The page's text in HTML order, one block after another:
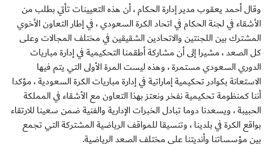
وقال أحمد يعقوب مدير إدارة الحكام ، أن هذه التعيينات تأتي بطلب من
الأشقاء في لجنة الحكام في اتحاد الكرة السعودي ، في إطار التعاون الأخوي
المشترك بين اللجنتين والاتحادين الشقيقين في مختلف المجالات وعلى
كل الصعد ، مشيرا إلى أن مشاركة أطقمنا التحكيمية في إدارة مباريات
الدوري السعودي مستمرة ، وهذه ليست المرة الأولى التي يتم فيها
الاستعانة بكوادر تحكيمية إماراتية في إدارة مباريات الكرة السعودية ، مؤكدا
أننا كمنظومة تحكيمية نفخر ونعتز بهذا التعاون مع الأشقاء في المملكة
الحبيبة ، ويسعدنا دوما تبادل الخبرات الإدارية والفنية ضمن سعينا للارتقاء
بواقع الكرة في بلدينا ، وتنسيقا للمواقف الرياضية المشتركة التي تجمع
بين مؤسساتنا وأنديتنا على مختلف الصعد الرياضية.